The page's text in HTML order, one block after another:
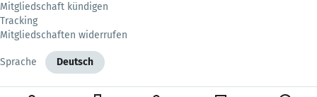
Mitgliedschaft kündigen
Tracking
Mitgliedschaften widerrufen
Sprache Deutsch